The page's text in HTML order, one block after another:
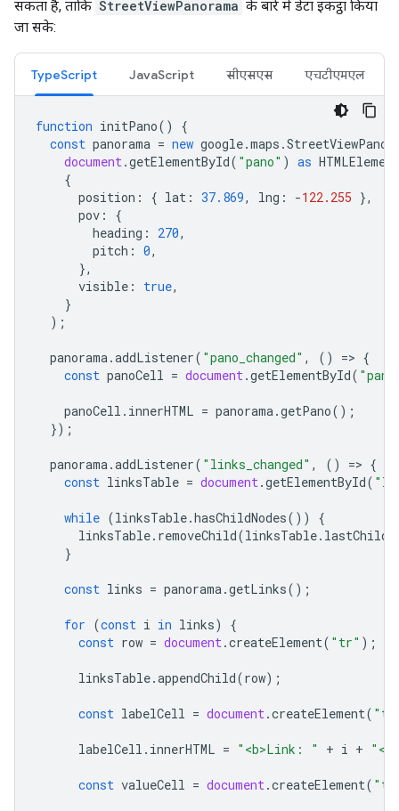
सकता है, ताकि StreetViewPanorama के बारे में डेटा इकट्ठा किया
जा सके:
TypeScript JavaScript सीएसएस एचटीएमएल
function initPano()
{
const panorama = new google.maps .
document.getElementById( "pano" ) as HTMLElement
{
position : { lat : 37.869, lng : -122.255 },
pov :
{
heading : 270,
pitch : 0,
},
visible : true,
}
);
panorama.addListener( "pano_changed" , () => {
const panoCell = document.getElementById(
panoCell . innerHTML = panorama.getPano();
});
panorama.addListener( "links_changed" , () => {
const linksTable = document.getElementById(
while (linksTable.hasChildNodes())
{
linksTable. removeChild(linksTable. lastChild
}
const links = panorama.getLinks();
for (const i in links)
{
const row = document.createElement( "tr" );
linksTable.appendChild(row);
const labelCell = document.createElement(
labelCell . innerHTML = "<b>Link: " + i + "</
const valueCell = document.createElement(